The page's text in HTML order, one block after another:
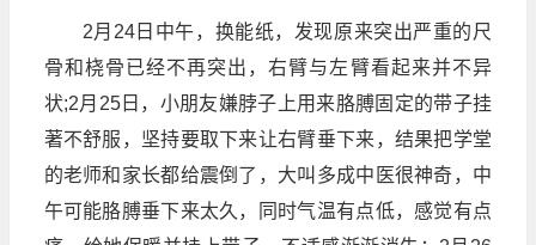
2月24日中午，换能纸，发现原来突出严重的尺
骨和桡骨已经不再突出，右臂与左臂看起来并不异
状;2月25日，小朋友嫌脖子上用来胳膊固定的带子挂
著不舒服，坚持要取下来让右臂垂下来，结果把学堂
的老师和家长都给震倒了，大叫多成中医很神奇，中
午可能胳膊垂下来太久，同时气温有点低，感觉有点